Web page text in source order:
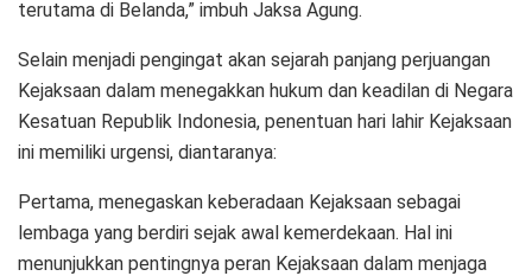
terutama di Belanda,” imbuh Jaksa Agung.
Selain menjadi pengingat akan sejarah panjang perjuangan
Kejaksaan dalam menegakkan hukum dan keadilan di Negara
Kesatuan Republik Indonesia, penentuan hari lahir Kejaksaan
ini memiliki urgensi, diantaranya:
Pertama, menegaskan keberadaan Kejaksaan sebagai
lembaga yang berdiri sejak awal kemerdekaan. Hal ini
menunjukkan pentingnya peran Kejaksaan dalam menjaga